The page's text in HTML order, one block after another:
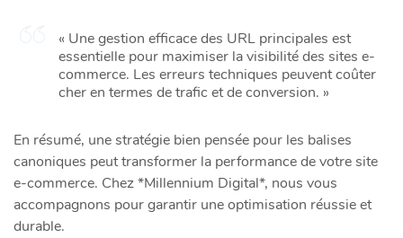
« Une gestion efficace des URL principales est
essentielle pour maximiser la visibilité des sites e-
commerce. Les erreurs techniques peuvent coûter
cher en termes de trafic et de conversion. »
En résumé, une stratégie bien pensée pour les balises
canoniques peut transformer la performance de votre site
e-commerce. Chez *Millennium Digital*, nous vous
accompagnons pour garantir une optimisation réussie et
durable.